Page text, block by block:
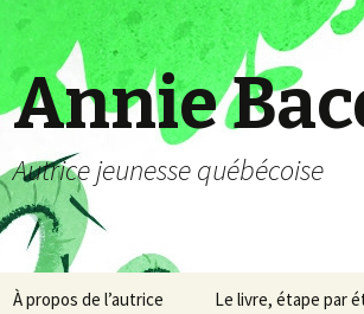
Annie
Autrice jeunesse québécoise
Aller
À propos de l’autrice Le livre, étape par